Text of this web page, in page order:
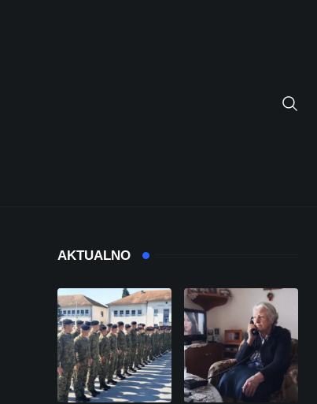
AKTUALNO